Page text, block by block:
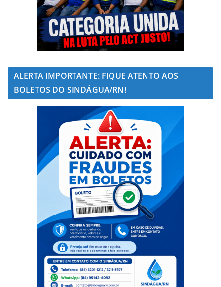
ALERTA IMPORTANTE: FIQUE ATENTO AOS
BOLETOS DO SINDÁGUA/RN!